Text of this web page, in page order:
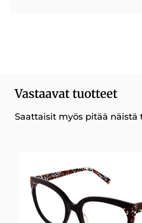
Vastaavat tuotteet
Saattaisit myös pitää näistä